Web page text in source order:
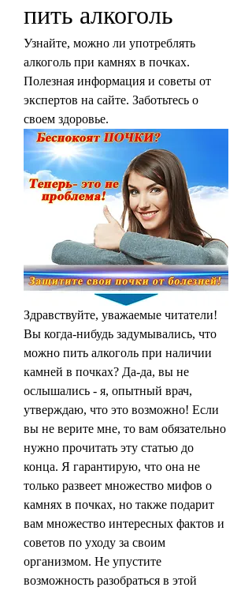
пить алкоголь
Узнайте, можно ли употреблять
алкоголь при камнях в почках.
Полезная информация и советы от
экспертов на сайте. Заботьтесь о
своем здоровье.
Здравствуйте, уважаемые читатели!
Вы когда-нибудь задумывались, что
можно пить алкоголь при наличии
камней в почках? Да-да, вы не
ослышались - я, опытный врач,
утверждаю, что это возможно! Если
вы не верите мне, то вам обязательно
нужно прочитать эту статью до
конца. Я гарантирую, что она не
только развеет множество мифов о
камнях в почках, но также подарит
вам множество интересных фактов и
советов по уходу за своим
организмом. Не упустите
возможность разобраться в этой